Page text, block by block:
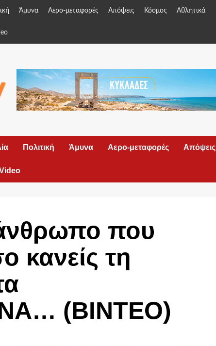
Άμυνα Αερο-μεταφορές Απόψεις Κόσμος Αθλητικά
Πολιτική Άμυνα Αερο-μεταφορές Απόψεις
που
τη
(ΒΙΝΤΕΟ)